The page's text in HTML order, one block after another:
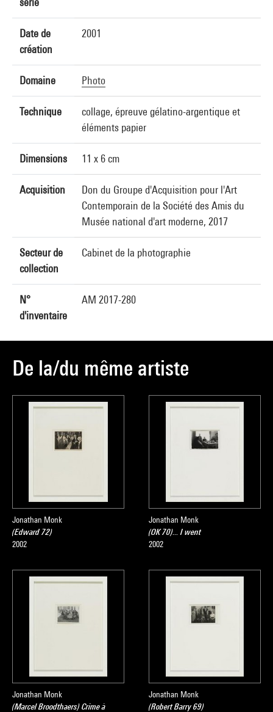
Date de
création
2001
Domaine Photo
Technique
collage, épreuve gélatino-argentique et
éléments papier
Dimensions 11 x 6 cm
Acquisition
Don du Groupe d'Acquisition pour l'Art
Contemporain de la Société des Amis du
Musée national d'art moderne, 2017
Secteur de
collection
Cabinet de la photographie
N°
d'inventaire
AM 2017-280
De la/du même artiste
Jonathan Monk
(Edward 72)
2002
Jonathan Monk
(OK 70)... I went
2002
Jonathan Monk
(Marcel Broodthaers) Crime à
Jonathan Monk
(Robert Barry 69)